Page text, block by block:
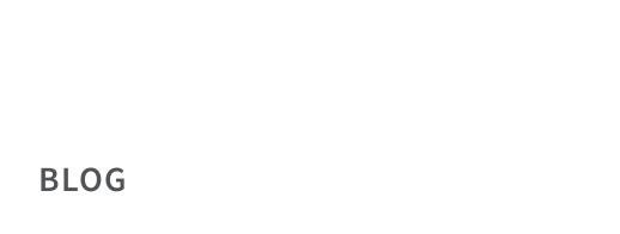
BLOG